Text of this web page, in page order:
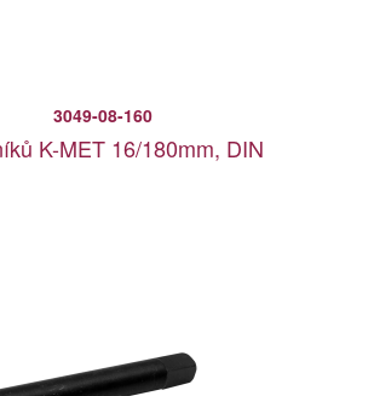
3049-08-160
K-MET 16/180mm, DIN